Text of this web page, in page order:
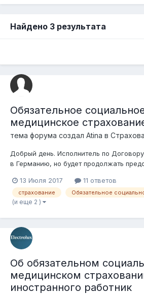
Найдено 3 результата
Обязательное
медицинское
тема форума создал Atina в
Добрый день. Исполнитель по
в Германию, но будет продолжать
фонд по ОСМС? Ели нет, кому и какие
предоставить, чтобы не платить эти
13 Июля 2017 11 ответов
страхование
(и еще 2 )
Об обязательном
медицинском
иностранного работник